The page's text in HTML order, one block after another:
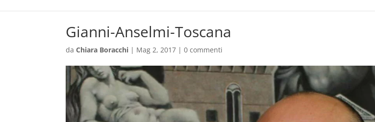
Gianni-Anselmi-Toscana
daChiara Boracchi | Mag 2, 2017 |0 commenti